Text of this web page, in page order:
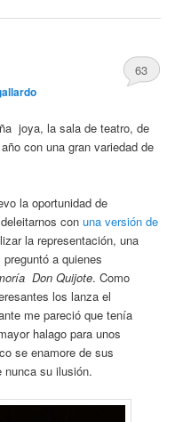
63
joya, la sala de teatro, de
con una gran variedad de
la oportunidad de
conuna versión de
la representación, una
a quienes
Don Quijote. Como
los lanza el
me pareció que tenía
halago para unos
se enamore de sus
nunca su ilusión.